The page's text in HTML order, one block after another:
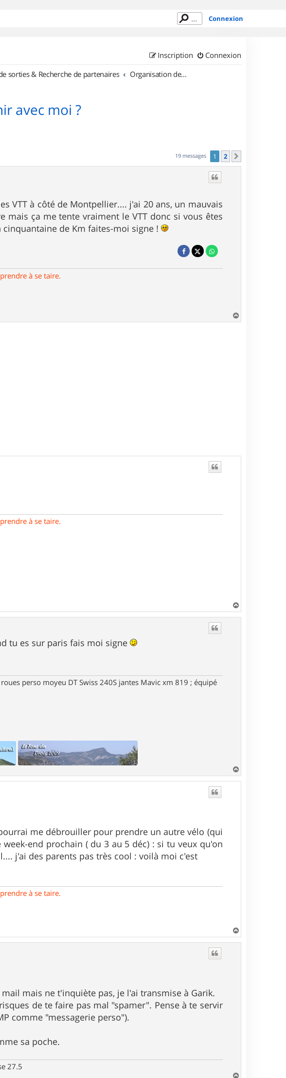
Connexion
Connexion
Inscription
sorties & Recherche de partenaires Organisation de sorties en région Languedoc Roussillon
avec moi ?
19 messages 1 2
VTT à côté de Montpellier.... j'ai 20 ans, un mauvais
mais ça me tente vraiment le VTT donc si vous êtes
de Km faites-moi signe !
à se taire.
a
à se taire.
a
tu es sur paris fais moi signe
perso moyeu DT Swiss 240S jantes Mavic xm 819 ; équipé
a
me débrouiller pour prendre un autre vélo (qui
end prochain ( du 3 au 5 déc) : si tu veux qu'on
j'ai des parents pas très cool : voilà moi c'est
à se taire.
a
mais ne t'inquiète pas, je l'ai transmise à Garik.
de te faire pas mal "spamer". Pense à te servir
comme "messagerie perso").
sa poche.
27.5